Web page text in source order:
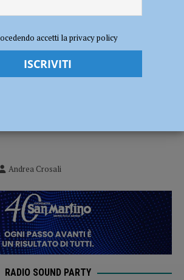
caduta come questa non è facile”. L’analisi di
– Progresso – AUDIO
“Rialzarsi dopo una caduta
Andrea Crosali
RADIO SOUND PARTY
accetti la privacy policy